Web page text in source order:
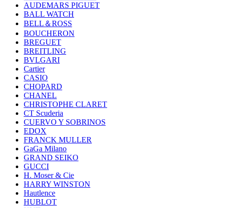
AUDEMARS PIGUET
BALL WATCH
BELL＆ROSS
BOUCHERON
BREGUET
BREITLING
BVLGARI
Cartier
CASIO
CHOPARD
CHANEL
CHRISTOPHE CLARET
CT Scuderia
CUERVO Y SOBRINOS
EDOX
FRANCK MULLER
GaGa Milano
GRAND SEIKO
GUCCI
H. Moser & Cie
HARRY WINSTON
Hautlence
HUBLOT